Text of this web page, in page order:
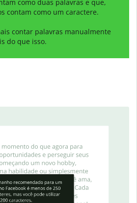
como duas palavras e que,
contam como um caractere.
contar palavras manualmente
do que isso.